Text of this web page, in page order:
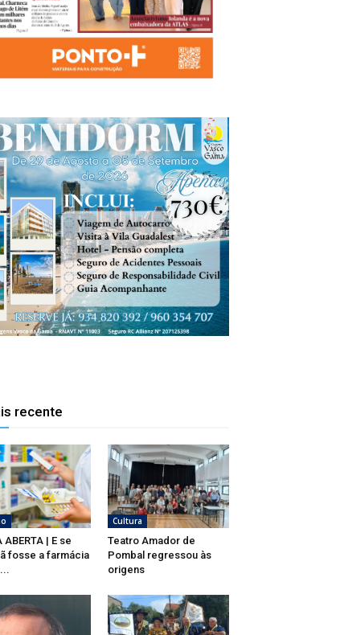
recente
ABERTA | E se
fosse a farmácia
Cultura
Teatro Amador de
Pombal regressou às
origens